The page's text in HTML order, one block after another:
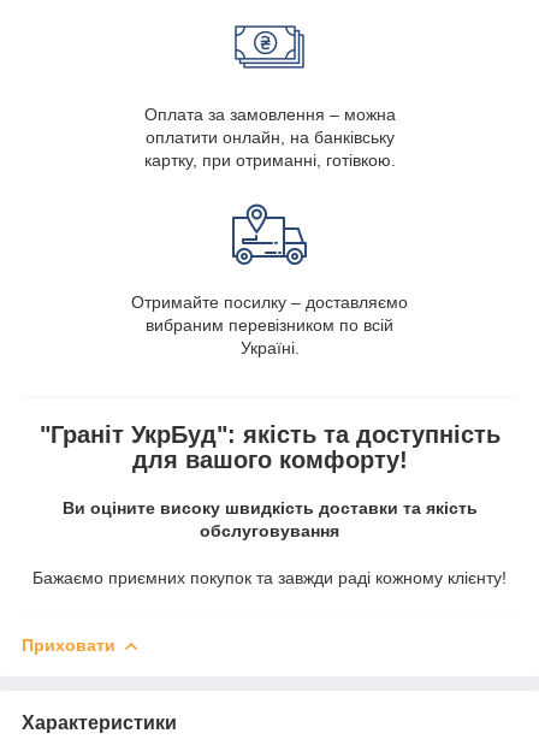
Оплата за замовлення – можна
оплатити онлайн, на банківську
картку, при отриманні, готівкою.
Отримайте посилку – доставляємо
вибраним перевізником по всій
Україні.
"Граніт УкрБуд": якість та доступність
для вашого комфорту!
Ви оціните високу швидкість доставки та якість
обслуговування
Бажаємо приємних покупок та завжди раді кожному клієнту!
Приховати
Характеристики